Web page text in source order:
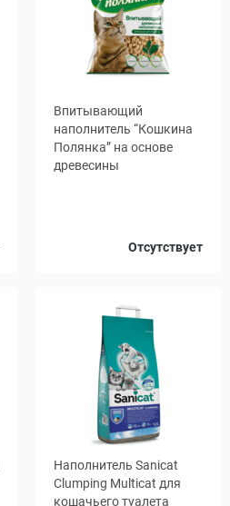
Впитывающий
наполнитель “Кошкина
Полянка” на основе
древесины
Отсутствует
12 25
Наполнитель Sanicat
Clumping Multicat для
кошачьего туалета